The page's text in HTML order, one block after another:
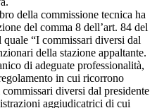
della commissione tecnica ha
del comma 8 dell’art. 84 del
“I commissari diversi dal
della stazione appaltante.
di adeguate professionalità,
in cui ricorrono
diversi dal presidente
aggiudicatrici di cui